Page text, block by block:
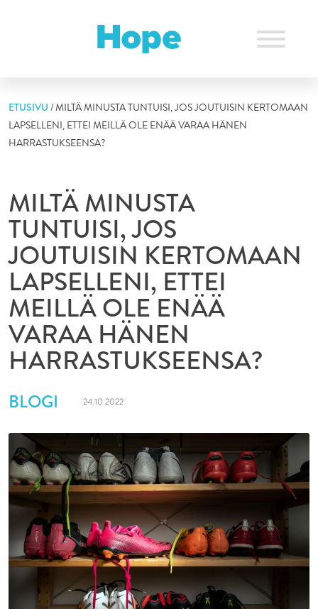
ETUSIVU /MILTÄ MINUSTA TUNTUISI, JOS JOUTUISIN KERTOMAAN
LAPSELLENI, ETTEI MEILLÄ OLE ENÄÄ VARAA HÄNEN
HARRASTUKSEENSA?
MILTÄ MINUSTA
TUNTUISI, JOS
JOUTUISIN KERTOMAAN
LAPSELLENI, ETTEI
MEILLÄ OLE ENÄÄ
VARAA HÄNEN
HARRASTUKSEENSA?
BLOGI 24.10.2022